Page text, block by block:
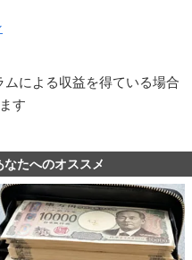
による収益を得ている場合
す
たへのオススメ